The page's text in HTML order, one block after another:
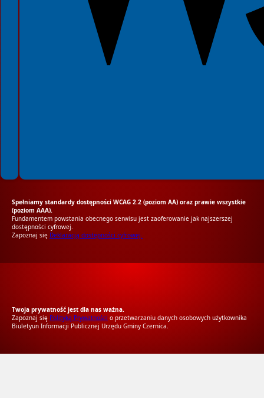
Spełniamy standardy dostępności WCAG 2.2 (poziom AA) oraz prawie wszystkie
(poziom AAA).
Fundamentem powstania obecnego serwisu jest zaoferowanie jak najszerszej
dostępności cyfrowej.
Zapoznaj się Deklaracją dostępności cyfrowej.
Twoja prywatność jest dla nas ważna.
Zapoznaj się Polityką Prywatności o przetwarzaniu danych osobowych użytkownika
Biuletyun Informacji Publicznej Urzędu Gminy Czernica.